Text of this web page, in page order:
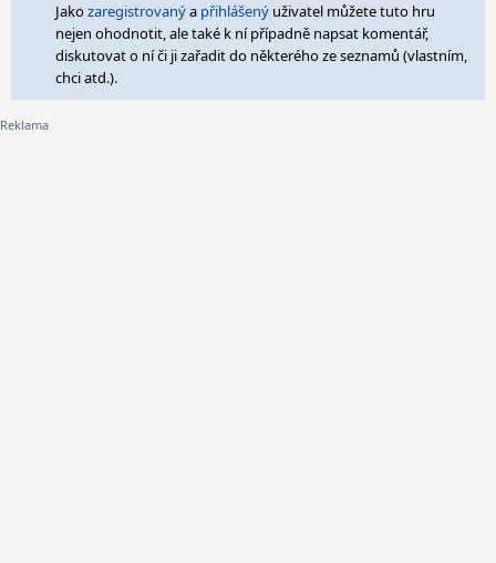
Jakozaregistrovanýa přihlášený uživatel můžete tuto hru
nejen ohodnotit, ale také k ní případně napsat komentář,
diskutovat o ní či ji zařadit do některého ze seznamů (vlastním,
chci atd.).